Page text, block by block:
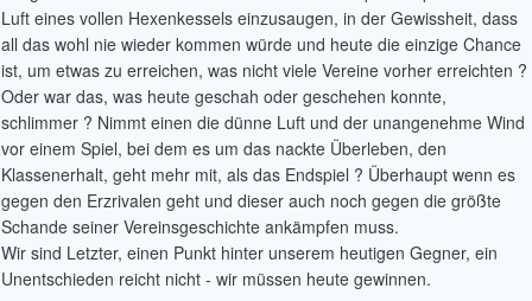
Luft eines vollen Hexenkessels einzusaugen, in der Gewissheit, dass
all das wohl nie wieder kommen würde und heute die einzige Chance
ist, um etwas zu erreichen, was nicht viele Vereine vorher erreichten ?
Oder war das, was heute geschah oder geschehen konnte,
schlimmer ? Nimmt einen die dünne Luft und der unangenehme Wind
vor einem Spiel, bei dem es um das nackte Überleben, den
Klassenerhalt, geht mehr mit, als das Endspiel ? Überhaupt wenn es
gegen den Erzrivalen geht und dieser auch noch gegen die größte
Schande seiner Vereinsgeschichte ankämpfen muss.
Wir sind Letzter, einen Punkt hinter unserem heutigen Gegner, ein
Unentschieden reicht nicht - wir müssen heute gewinnen.